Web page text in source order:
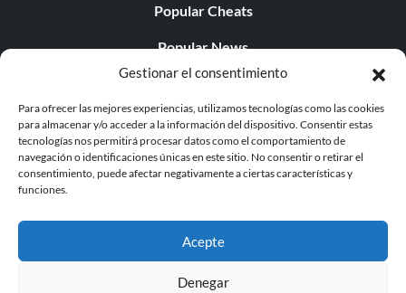
Gestionar el consentimiento
Para ofrecer las mejores experiencias, utilizamos tecnologías como las cookies
para almacenar y/o acceder a la información del dispositivo. Consentir estas
tecnologías nos permitirá procesar datos como el comportamiento de
navegación o identificaciones únicas en este sitio. No consentir o retirar el
consentimiento, puede afectar negativamente a ciertas características y
funciones.
Acepte
Denegar
Popular Cheats
Popular News
Popular Editorials
Popular Free Games
LATEST UPDATES